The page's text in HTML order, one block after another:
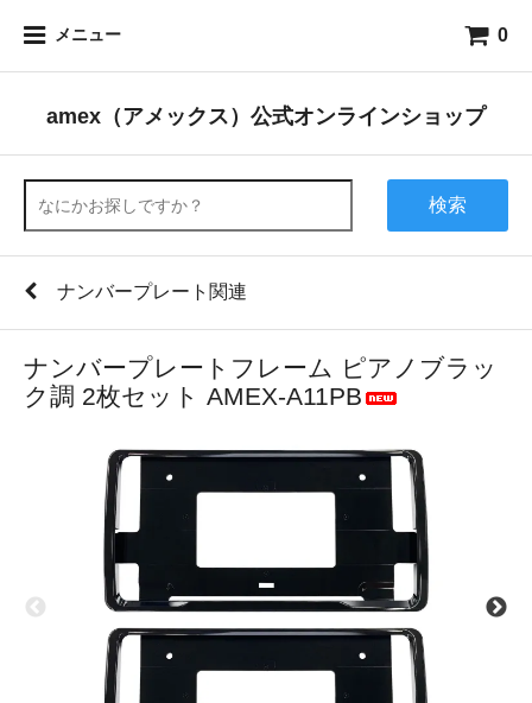
メニュー 0
amex（アメックス）公式オンラインショップ
検索
ナンバープレート関連
ナンバープレートフレーム ピアノブラッ
ク調 2枚セット AMEX-A11PB